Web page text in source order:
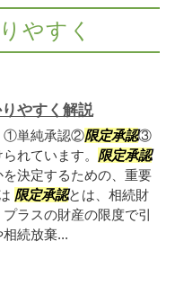
やすく
やすく解説
①単純承認②限定承認③
れています。 限定承認
決定するための、重要
限定承認とは、相続財
ラスの財産の限度で引
続放棄...